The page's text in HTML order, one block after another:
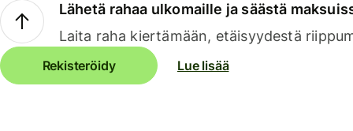
Lähetä rahaa ulkomaille ja säästä
Laita raha kiertämään, etäisyydestä
Rekisteröidy Lue lisää